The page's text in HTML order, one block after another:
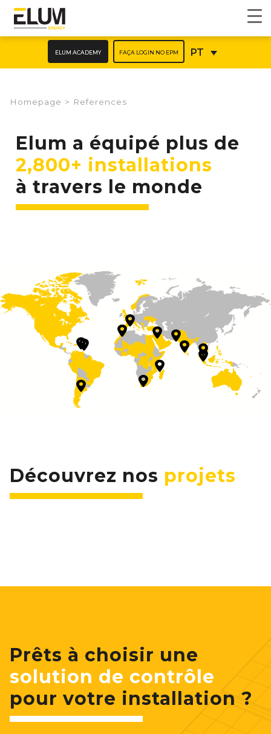
ELUM ACADEMY FAÇA LOGIN NO EPM PT
Homepage > References
Elum a équipé plus de
2,800+ installations
à travers le monde
Découvrez nos projets
Prêts à choisir une
solution de contrôle
pour votre installation ?